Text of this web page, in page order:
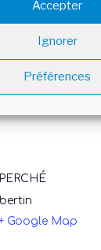
Accepter
Ignorer
Préférences
Google Map
Quistinic